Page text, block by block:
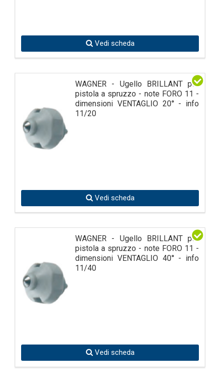
Vedi scheda
WAGNER - Ugello BRILLANT per
pistola a spruzzo - note FORO 11 -
dimensioni VENTAGLIO 20° - info
11/20
Vedi scheda
WAGNER - Ugello BRILLANT per
pistola a spruzzo - note FORO 11 -
dimensioni VENTAGLIO 40° - info
11/40
Vedi scheda